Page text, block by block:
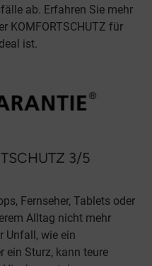
ab. Erfahren Sie mehr
KOMFORTSCHUTZ für
ist.
3/5
Fernseher, Tablets oder
Alltag nicht mehr
Unfall, wie ein
ein Sturz, kann teure